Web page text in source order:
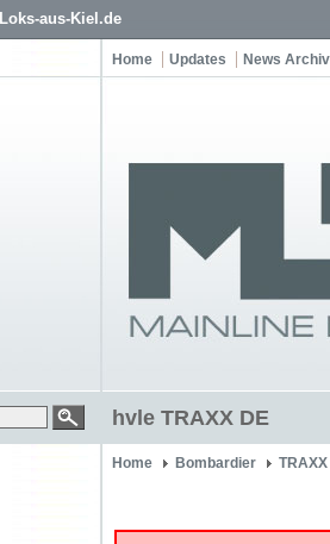
Loks-aus-Kiel.de
Home Updates News Archiv
hvle TRAXX DE
Home Bombardier